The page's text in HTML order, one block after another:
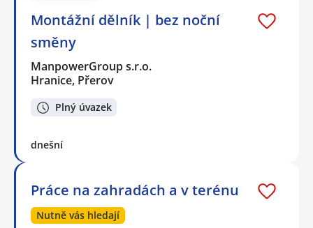
Montážní dělník | bez noční
směny
ManpowerGroup s.r.o.
Hranice, Přerov
Plný úvazek
dnešní
Práce na zahradách a v terénu
Nutně vás hledají